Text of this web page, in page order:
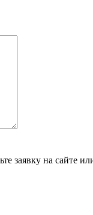
заявку на сайте